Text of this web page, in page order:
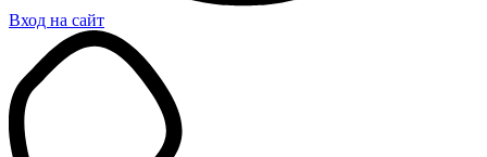
Вход на сайт